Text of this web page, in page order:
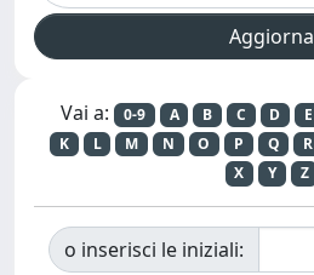
Vai a: 0-9 A B C D E
K
L M N O P Q R
X
Y Z
o inserisci le iniziali: